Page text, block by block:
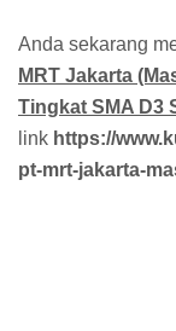
Anda sekarang
MRT Jakarta
Tingkat SMA D3
link https://
pt-mrt-jakarta-